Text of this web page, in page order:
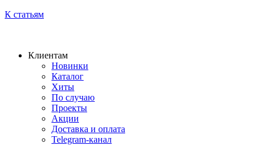
К статьям
Клиентам
Новинки
Каталог
Хиты
По случаю
Проекты
Акции
Доставка и оплата
Telegram-канал